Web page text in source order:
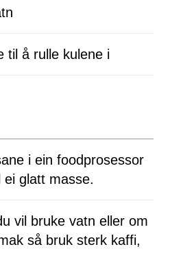
til å rulle kulene i
i ein foodprosessor
glatt masse.
vil bruke vatn eller om
så bruk sterk kaffi,